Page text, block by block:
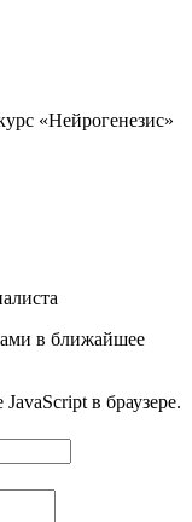
«Нейрогенезис»
в ближайшее
в браузере.